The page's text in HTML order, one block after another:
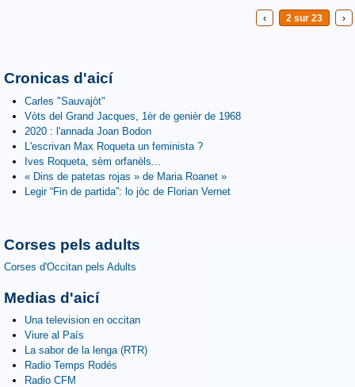
‹ 2 sur 23 ›
Cronicas d'aicí
Carles "Sauvajòt"
Vòts del Grand Jacques, 1èr de genièr de 1968
2020 : l'annada Joan Bodon
L'escrivan Max Roqueta un feminista ?
Ives Roqueta, sèm orfanèls...
« Dins de patetas rojas » de Maria Roanet »
Legir “Fin de partida”: lo jòc de Florian Vernet
Corses pels adults
Corses d'Occitan pels Adults
Medias d'aicí
Una television en occitan
Viure al País
La sabor de la lenga (RTR)
Radio Temps Rodés
Radio CFM